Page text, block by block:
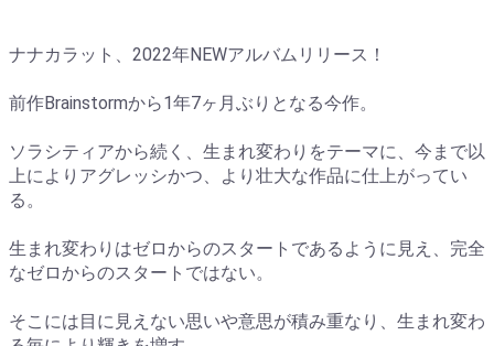
ナナカラット、2022年NEWアルバムリリース！
前作Brainstormから1年7ヶ月ぶりとなる今作。
ソラシティアから続く、生まれ変わりをテーマに、今まで以
上によりアグレッシかつ、より壮大な作品に仕上がってい
る。
生まれ変わりはゼロからのスタートであるように見え、完全
なゼロからのスタートではない。
そこには目に見えない思いや意思が積み重なり、生まれ変わ